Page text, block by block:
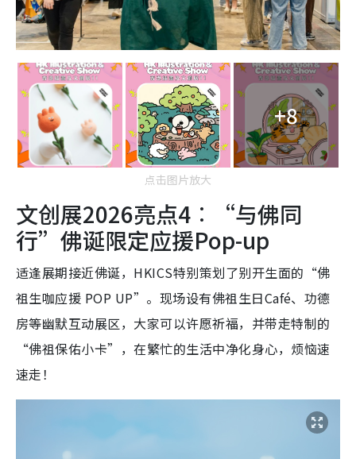
+8
点击图片放大
文创展2026亮点4︰“与佛同
行”佛诞限定应援Pop-up
适逢展期接近佛诞，HKICS特别策划了别开生面的“佛
祖生咖应援 POP UP”。现场设有佛祖生日Café、功德
房等幽默互动展区，大家可以许愿祈福，并带走特制的
“佛祖保佑小卡”，在繁忙的生活中净化身心，烦恼速
速走！